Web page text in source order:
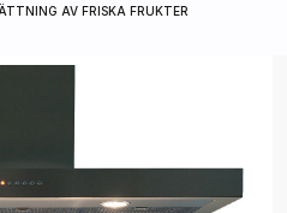
AV FRISKA FRUKTER